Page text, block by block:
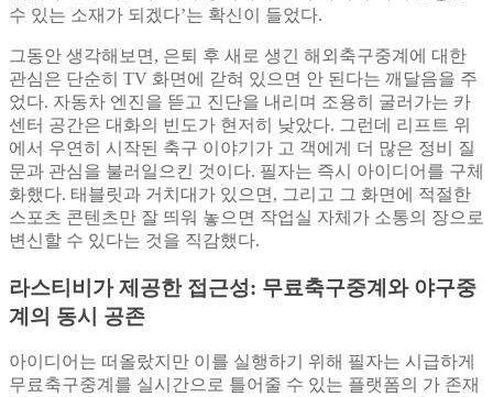
수 있는 소재가 되겠다’는 확신이 들었다.
그동안 생각해보면, 은퇴 후 새로 생긴 해외축구중계에 대한
관심은 단순히 TV 화면에 갇혀 있으면 안 된다는 깨달음을 주
었다. 자동차 엔진을 뜯고 진단을 내리며 조용히 굴러가는 카
센터 공간은 대화의 빈도가 현저히 낮았다. 그런데 리프트 위
에서 우연히 시작된 축구 이야기가 고 객에게 더 많은 정비 질
문과 관심을 불러일으킨 것이다. 필자는 즉시 아이디어를 구체
화했다. 태블릿과 거치대가 있으면, 그리고 그 화면에 적절한
스포츠 콘텐츠만 잘 띄워 놓으면 작업실 자체가 소통의 장으로
변신할 수 있다는 것을 직감했다.
라스티비가 제공한 접근성: 무료축구중계와 야구중
계의 동시 공존
아이디어는 떠올랐지만 이를 실행하기 위해 필자는 시급하게
무료축구중계를 실시간으로 틀어줄 수 있는 플랫폼의 가 존재